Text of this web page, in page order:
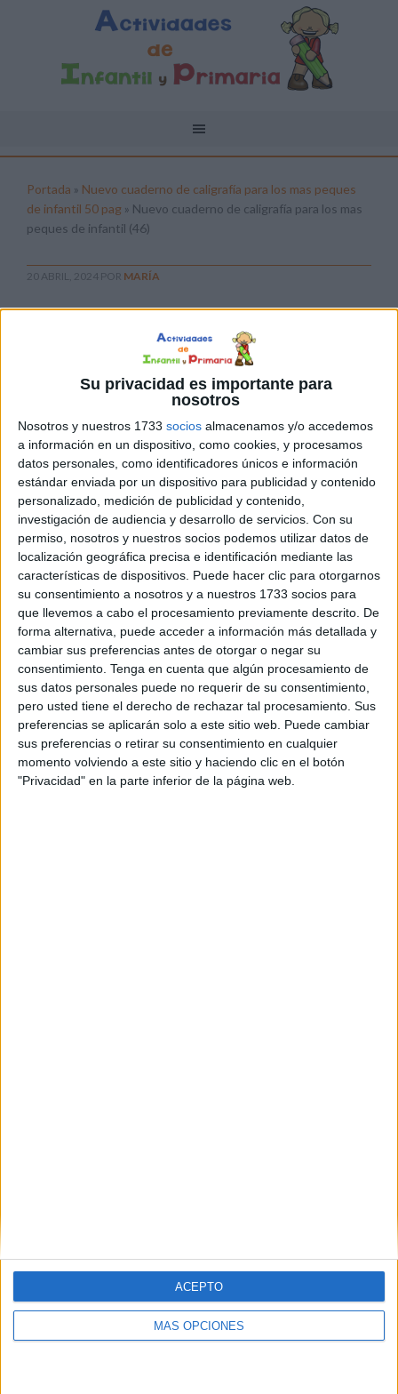
Su privacidad es importante para
nosotros
Nosotros y nuestros 1733 socios almacenamos y/o accedemos
a información en un dispositivo, como cookies, y procesamos
datos personales, como identificadores únicos e información
estándar enviada por un dispositivo para publicidad y contenido
personalizado, medición de publicidad y contenido,
investigación de audiencia y desarrollo de servicios. Con su
permiso, nosotros y nuestros socios podemos utilizar datos de
localización geográfica precisa e identificación mediante las
características de dispositivos. Puede hacer clic para otorgarnos
su consentimiento a nosotros y a nuestros 1733 socios para
que llevemos a cabo el procesamiento previamente descrito. De
forma alternativa, puede acceder a información más detallada y
cambiar sus preferencias antes de otorgar o negar su
consentimiento. Tenga en cuenta que algún procesamiento de
sus datos personales puede no requerir de su consentimiento,
pero usted tiene el derecho de rechazar tal procesamiento. Sus
preferencias se aplicarán solo a este sitio web. Puede cambiar
sus preferencias o retirar su consentimiento en cualquier
momento volviendo a este sitio y haciendo clic en el botón
"Privacidad" en la parte inferior de la página web.
MÁS OPCIONES
ACEPTO
Portada » Nuevo cuaderno de caligrafía para los mas peques
de infantil 50 pag » Nuevo cuaderno de caligrafía para los mas
peques de infantil (46)
20 ABRIL, 2024 POR MARÍA
los mas peques de infantil (46)
Pulsa sobre el enlace para descargar el
PINTEREST